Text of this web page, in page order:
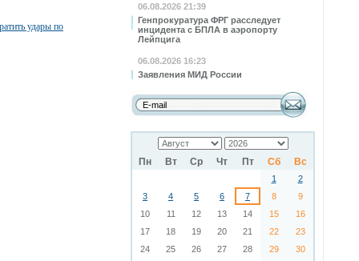
06.08.2026 21:39
Генпрокуратура ФРГ расследует
инцидента с БПЛА в аэропорту
Лейпцига
06.08.2026 16:23
Заявления МИД России
Пн Вт Ср Чт Пт Сб Вс
1
2
3
4 5 6 7 8
9
10
11 12 13 14 15
16
17
18 19 20 21 22
23
24
25 26 27 28 29 30
удары по